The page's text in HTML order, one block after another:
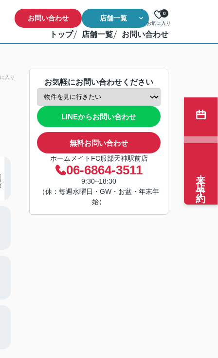
お問い合わせ 店舗一覧
お気に入り
0
トップ 店舗一覧 お問い合わせ
入り
お気軽にお問い合わせください
LINEからお問い合わせ
無料お問い合わせ
ホームメイトFC服部天神駅前店
06-6864-3511
9:30~18:30
（休：毎週水曜日・GW・お盆・年末年
始）
来店予約